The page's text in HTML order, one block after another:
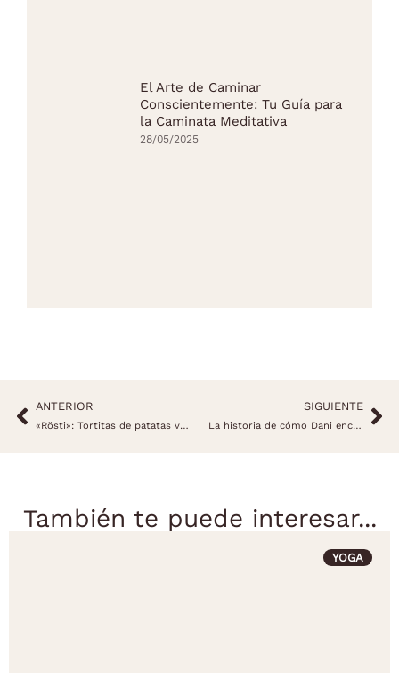
El Arte de Caminar
Conscientemente: Tu Guía para
la Caminata Meditativa
28/05/2025
ANTERIOR
«Rösti»: Tortitas de patatas veganas
SIGUIENTE
La historia de cómo Dani encontró Casa Cuadrau
También te puede interesar...
YOGA